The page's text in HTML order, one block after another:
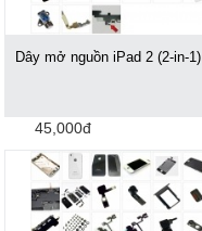
Dây mở nguồn iPad 2 (2-in-1)
45,000đ